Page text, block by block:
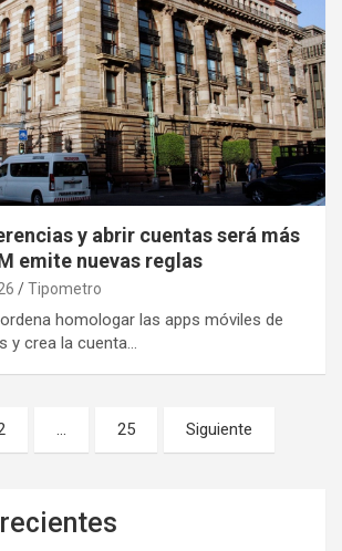
y abrir cuentas será más
emite nuevas reglas
Tipometro
homologar las apps móviles de
y crea la cuenta…
… 25 Siguiente